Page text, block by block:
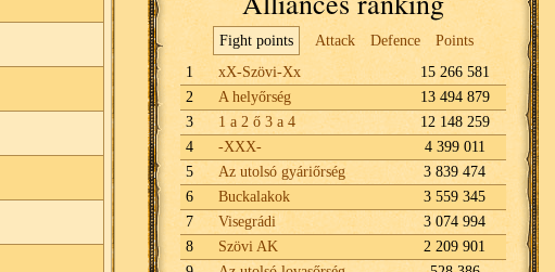
Fight points Attack Defence
Points
1
xX-Szövi-Xx
15 266 581
2
A helyőrség
13 494 879
3
1 a 2 ő 3 a 4
12 148 259
4
-XXX-
4 399 011
5
Az utolsó gyáriőrség
3 839 474
6
Buckalakok
3 559 345
7
Visegrádi
3 074 994
8
Szövi AK
2 209 901